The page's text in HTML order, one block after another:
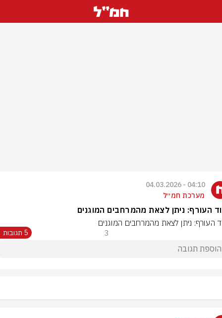
04:10 - 04.03.2026
מערכת חמ״ל
העורף: ניתן לצאת מהמרחבים המוגנים
העורף: ניתן לצאת מהמרחבים המוגנים
3 5 תגובות